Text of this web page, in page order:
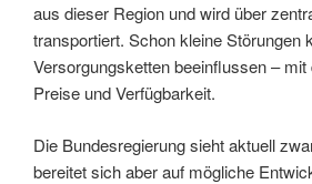
aus dieser Region und wird über
transportiert. Schon kleine Störungen
Versorgungsketten beeinflussen –
Preise und Verfügbarkeit.
Die Bundesregierung sieht aktuell
bereitet sich aber auf mögliche